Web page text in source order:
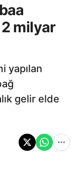
milyar
yapılan
gelir elde